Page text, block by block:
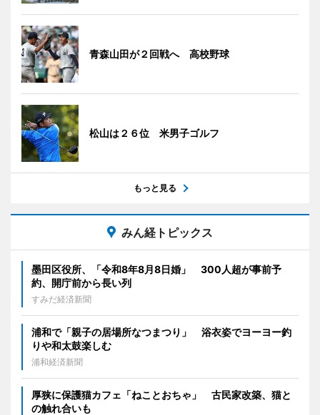
青森山田が２回戦へ 高校野球
松山は２６位 米男子ゴルフ
もっと見る
みん経トピックス
墨田区役所、「令和8年8月8日婚」 300人超が事前予
約、開庁前から長い列
すみだ経済新聞
浦和で「親子の居場所なつまつり」 浴衣姿でヨーヨー釣
りや和太鼓楽しむ
浦和経済新聞
厚狭に保護猫カフェ「ねことおちゃ」 古民家改築、猫と
の触れ合いも